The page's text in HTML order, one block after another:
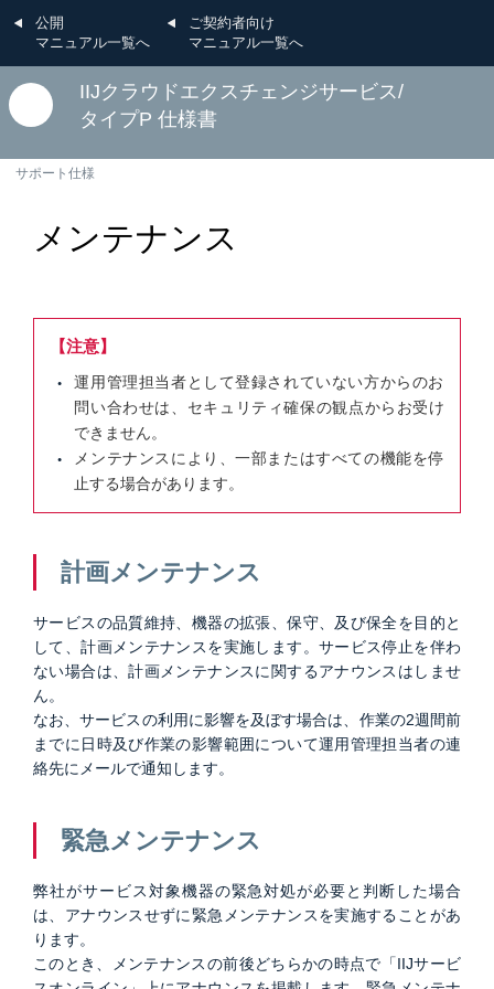
公開
マニュアル一覧へ
ご契約者向け
マニュアル一覧へ
IIJクラウドエクスチェンジサービス/
タイプP 仕様書
サポート仕様
メンテナンス
【注意】
運用管理担当者として登録されていない方からのお
問い合わせは、セキュリティ確保の観点からお受け
できません。
メンテナンスにより、一部またはすべての機能を停
止する場合があります。
計画メンテナンス
サービスの品質維持、機器の拡張、保守、及び保全を目的と
して、計画メンテナンスを実施します。サービス停止を伴わ
ない場合は、計画メンテナンスに関するアナウンスはしませ
ん。
なお、サービスの利用に影響を及ぼす場合は、作業の2週間前
までに日時及び作業の影響範囲について運用管理担当者の連
絡先にメールで通知します。
緊急メンテナンス
弊社がサービス対象機器の緊急対処が必要と判断した場合
は、アナウンスせずに緊急メンテナンスを実施することがあ
ります。
このとき、メンテナンスの前後どちらかの時点で「IIJサービ